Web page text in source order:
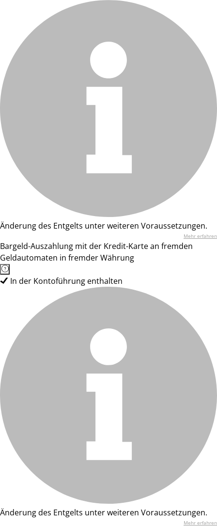
Änderung des Entgelts unter weiteren Voraussetzungen.
Mehr erfahren
Bargeld-Auszahlung mit der Kredit-Karte an fremden
Geldautomaten in fremder Währung
In der Kontoführung enthalten
Änderung des Entgelts unter weiteren Voraussetzungen.
Mehr erfahren